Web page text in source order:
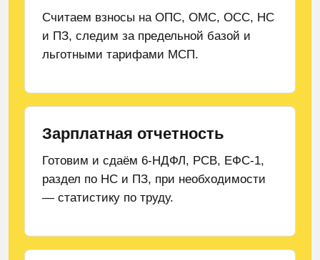
Считаем взносы на ОПС, ОМС, ОСС, НС
и ПЗ, следим за предельной базой и
льготными тарифами МСП.
Зарплатная отчетность
Готовим и сдаём 6-НДФЛ, РСВ, ЕФС-1,
раздел по НС и ПЗ, при необходимости
— статистику по труду.